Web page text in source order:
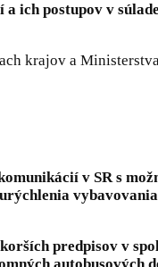
ich postupov v
krajov a
v SR s
predpisov v